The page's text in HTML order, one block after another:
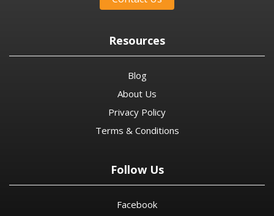
Resources
Blog
About Us
Privacy Policy
Terms & Conditions
Follow Us
Facebook